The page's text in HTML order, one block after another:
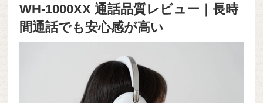
WH-1000XX 通話品質レビュー｜長時
間通話でも安心感が高い